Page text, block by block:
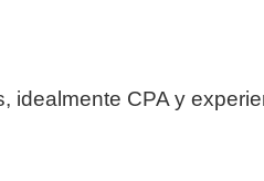
idealmente CPA y